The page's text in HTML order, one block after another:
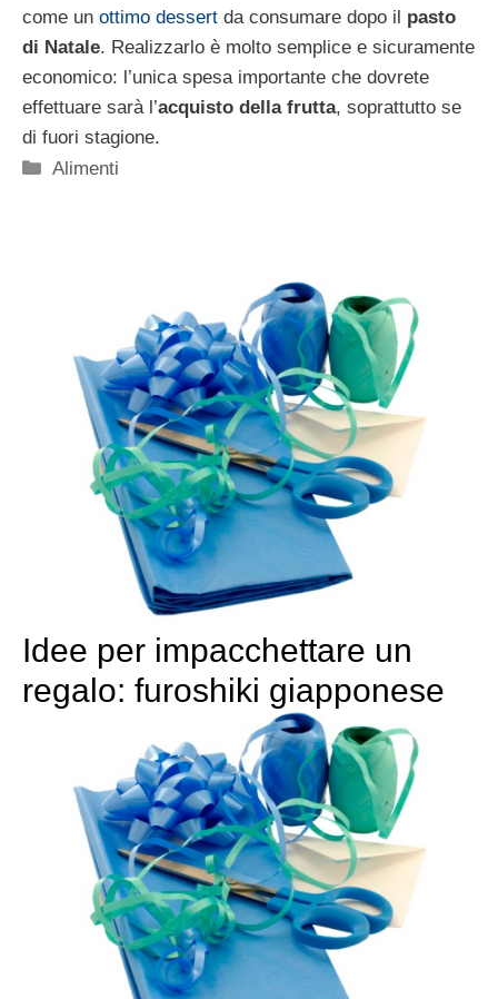
come un ottimo dessert da consumare dopo il pasto
di Natale. Realizzarlo è molto semplice e sicuramente
economico: l’unica spesa importante che dovrete
effettuare sarà l’acquisto della frutta, soprattutto se
di fuori stagione.
Categorie
Alimenti
Idee per impacchettare un
regalo: furoshiki giapponese